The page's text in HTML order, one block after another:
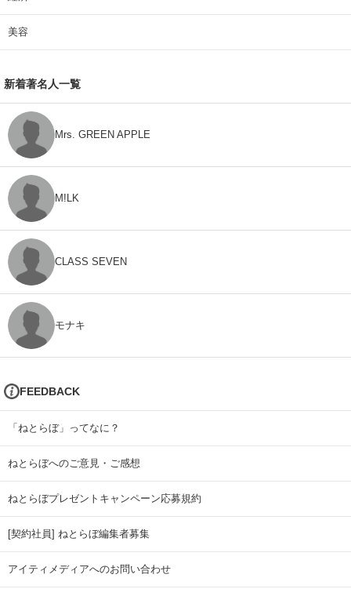
美容
新着著名人一覧
Mrs. GREEN APPLE
M!LK
CLASS SEVEN
モナキ
FEEDBACK
「ねとらぼ」ってなに？
ねとらぼへのご意見・ご感想
ねとらぼプレゼントキャンペーン応募規約
[契約社員] ねとらぼ編集者募集
アイティメディアへのお問い合わせ